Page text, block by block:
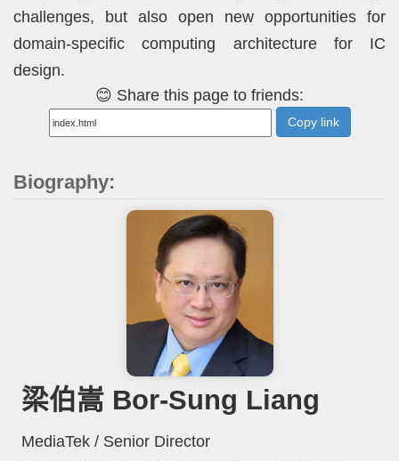
challenges, but also open new opportunities for
domain-specific computing architecture for IC
design.
😊 Share this page to friends:
Copy link
Biography:
梁伯嵩 Bor-Sung Liang
MediaTek / Senior Director